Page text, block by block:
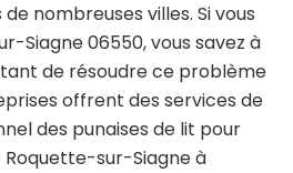
nombreuses villes. Si vous
Siagne 06550, vous savez à
de résoudre ce problème
offrent des services de
des punaises de lit pour
sur-Siagne à